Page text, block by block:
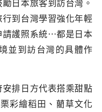
到台灣學習強化年輕
請護照系統…都是日本
並到訪台灣的具體作
排日方代表搭乘甜點
彩繪稻田、藺草文化